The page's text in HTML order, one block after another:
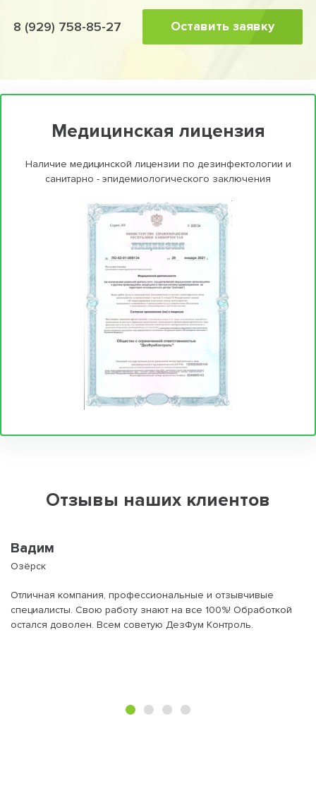
8 (929) 758-85-27 Оставить заявку
Медицинская лицензия
Наличие медицинской лицензии по дезинфектологии и
санитарно - эпидемиологического заключения
Отзывы наших клиентов
Вадим
Озёрск
Отличная компания, профессиональные и отзывчивые
специалисты. Свою работу знают на все 100%! Обработкой
остался доволен. Всем советую ДезФум Контроль.